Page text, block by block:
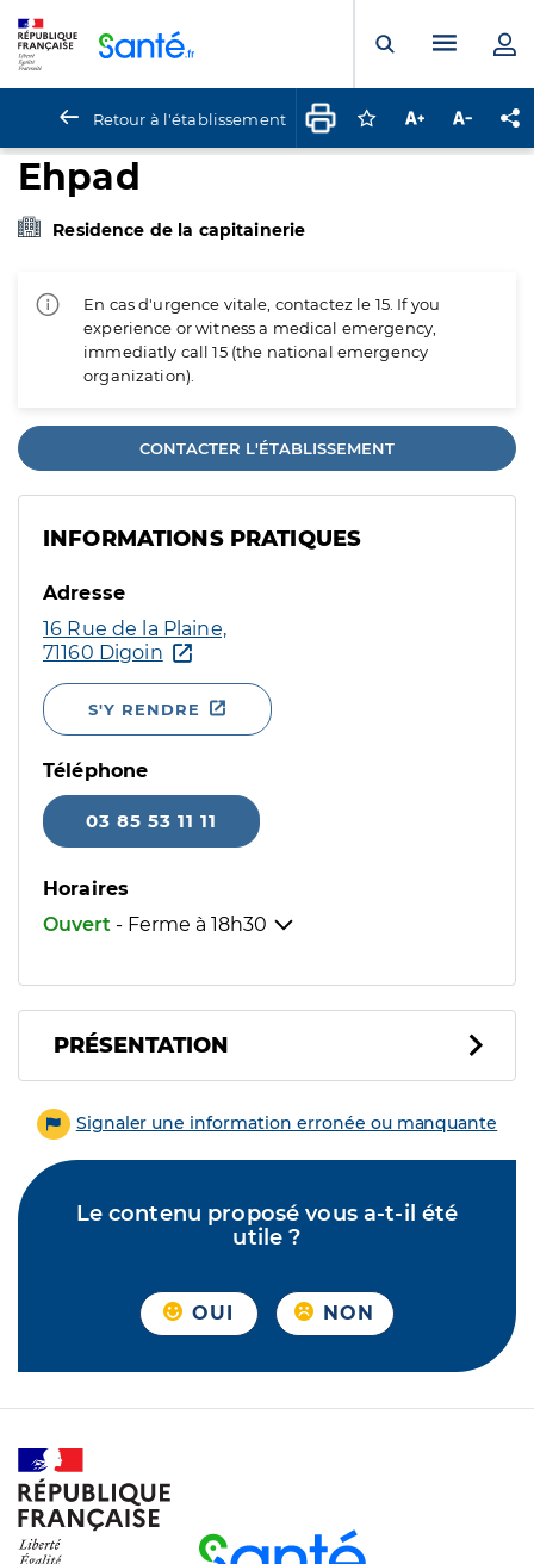
Ouvrir laMenu
Retour à l'établissement Connectez-vous
Augmenter la
Ehpad
Residence de la capitainerie
En cas d'urgence vitale, contactez le 15. If you
experience or witness a medical emergency,
immediatly call 15 (the national emergency
organization).
CONTACTER L'ÉTABLISSEMENT
INFORMATIONS PRATIQUES
Adresse
16 Rue de la Plaine,
71160 Digoin
S'Y RENDRE
Téléphone
03 85 53 11 11
Horaires
Ouvert - Ferme à 18h30
PRÉSENTATION
Signaler une information erronée ou manquante
Le contenu proposé vous a-t-il été
utile ?
OUI NON